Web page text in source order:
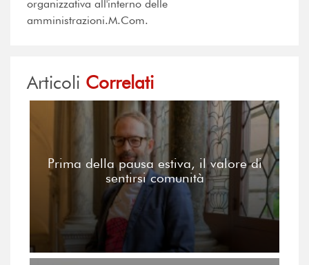
organizzativa all'interno delle
amministrazioni.M.Com.
Articoli Correlati
Prima della pausa estiva, il valore di
sentirsi comunità